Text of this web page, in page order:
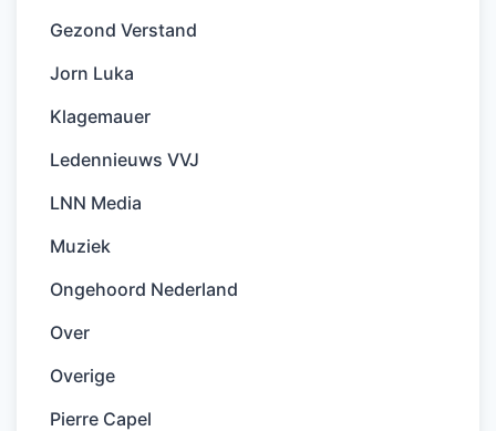
Gezond Verstand
Jorn Luka
Klagemauer
Ledennieuws VVJ
LNN Media
Muziek
Ongehoord Nederland
Over
Overige
Pierre Capel